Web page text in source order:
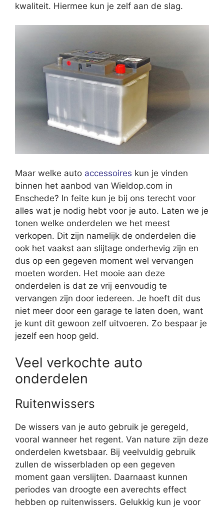
kwaliteit. Hiermee kun je zelf aan de slag.
Maar welke auto accessoires kun je vinden
binnen het aanbod van Wieldop.com in
Enschede? In feite kun je bij ons terecht voor
alles wat je nodig hebt voor je auto. Laten we je
tonen welke onderdelen we het meest
verkopen. Dit zijn namelijk de onderdelen die
ook het vaakst aan slijtage onderhevig zijn en
dus op een gegeven moment wel vervangen
moeten worden. Het mooie aan deze
onderdelen is dat ze vrij eenvoudig te
vervangen zijn door iedereen. Je hoeft dit dus
niet meer door een garage te laten doen, want
je kunt dit gewoon zelf uitvoeren. Zo bespaar je
jezelf een hoop geld.
Veel verkochte auto
onderdelen
Ruitenwissers
De wissers van je auto gebruik je geregeld,
vooral wanneer het regent. Van nature zijn deze
onderdelen kwetsbaar. Bij veelvuldig gebruik
zullen de wisserbladen op een gegeven
moment gaan verslijten. Daarnaast kunnen
periodes van droogte een averechts effect
hebben op ruitenwissers. Gelukkig kun je voor